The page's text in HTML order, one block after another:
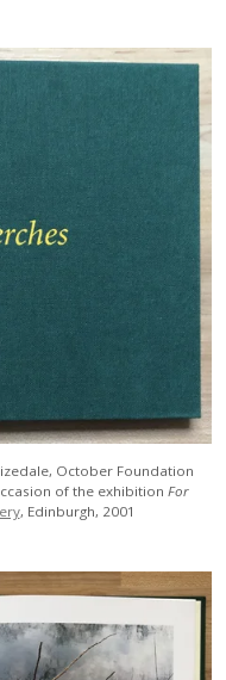
October Foundation
of the exhibition For
, Edinburgh, 2001